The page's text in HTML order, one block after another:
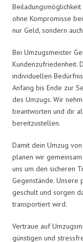
ohne Kompromisse
nur Geld, sondern
Bei Umzugsmeister
Kundenzufriedenheit.
individuellen
Anfang bis Ende zur
des Umzugs. Wir
beantworten und dir
bereitzustellen.
Damit dein Umzug
planen wir
uns um den sicheren
Gegenstände.
geschult und sorgen
transportiert wird.
Vertraue auf
günstigen und